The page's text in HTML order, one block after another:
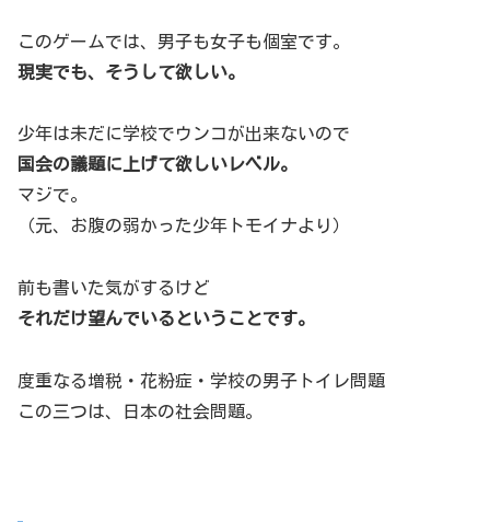
このゲームでは、男子も女子も個室です。
現実でも、そうして欲しい。
少年は未だに学校でウンコが出来ないので
国会の議題に上げて欲しいレベル。
マジで。
（元、お腹の弱かった少年トモイナより）
前も書いた気がするけど
それだけ望んでいるということです。
度重なる増税・花粉症・学校の男子トイレ問題
この三つは、日本の社会問題。